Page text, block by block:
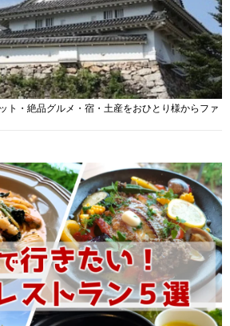
ト・絶品グルメ・宿・土産をおひとり様からファ